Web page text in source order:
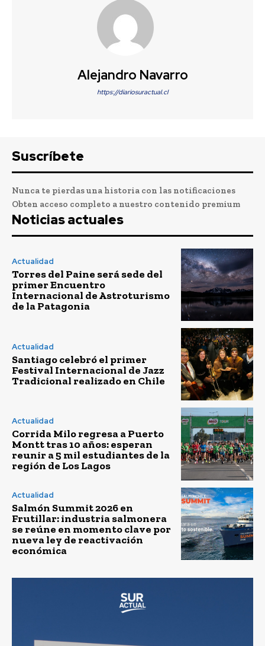
Alejandro Navarro
https://diariosuractual.cl
Suscríbete
Nunca te pierdas una historia con las notificaciones
Obten acceso completo a nuestro contenido premium
Noticias actuales
Actualidad
Torres del Paine será sede del
primer Encuentro
Internacional de Astroturismo
de la Patagonia
Actualidad
Santiago celebró el primer
Festival Internacional de Jazz
Tradicional realizado en Chile
Actualidad
Corrida Milo regresa a Puerto
Montt tras 10 años: esperan
reunir a 5 mil estudiantes de la
región de Los Lagos
Actualidad
Salmón Summit 2026 en
Frutillar: industria salmonera
se reúne en momento clave por
nueva ley de reactivación
económica